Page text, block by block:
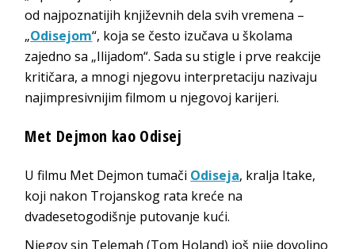
od najpoznatijih književnih dela svih vremena –
„Odisejom“, koja se često izučava u školama
zajedno sa „Ilijadom“. Sada su stigle i prve reakcije
kritičara, a mnogi njegovu interpretaciju nazivaju
najimpresivnijim filmom u njegovoj karijeri.
Met Dejmon kao Odisej
U filmu Met Dejmon tumači Odiseja, kralja Itake,
koji nakon Trojanskog rata kreće na
dvadesetogodišnje putovanje kući.
Njegov sin Telemah (Tom Holand) još nije dovoljno